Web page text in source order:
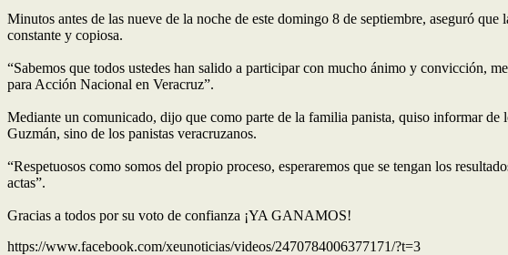
Minutos antes de las nueve de la noche de este domingo 8 de septiembre, aseguró
constante y copiosa.
“Sabemos que todos ustedes han salido a participar con mucho ánimo y convicción,
para Acción Nacional en Veracruz”.
Mediante un comunicado, dijo que como parte de la familia panista, quiso informar de
Guzmán, sino de los panistas veracruzanos.
“Respetuosos como somos del propio proceso, esperaremos que se tengan los
actas”.
Gracias a todos por su voto de confianza ¡YA GANAMOS!
https://www.facebook.com/xeunoticias/videos/2470784006377171/?t=3